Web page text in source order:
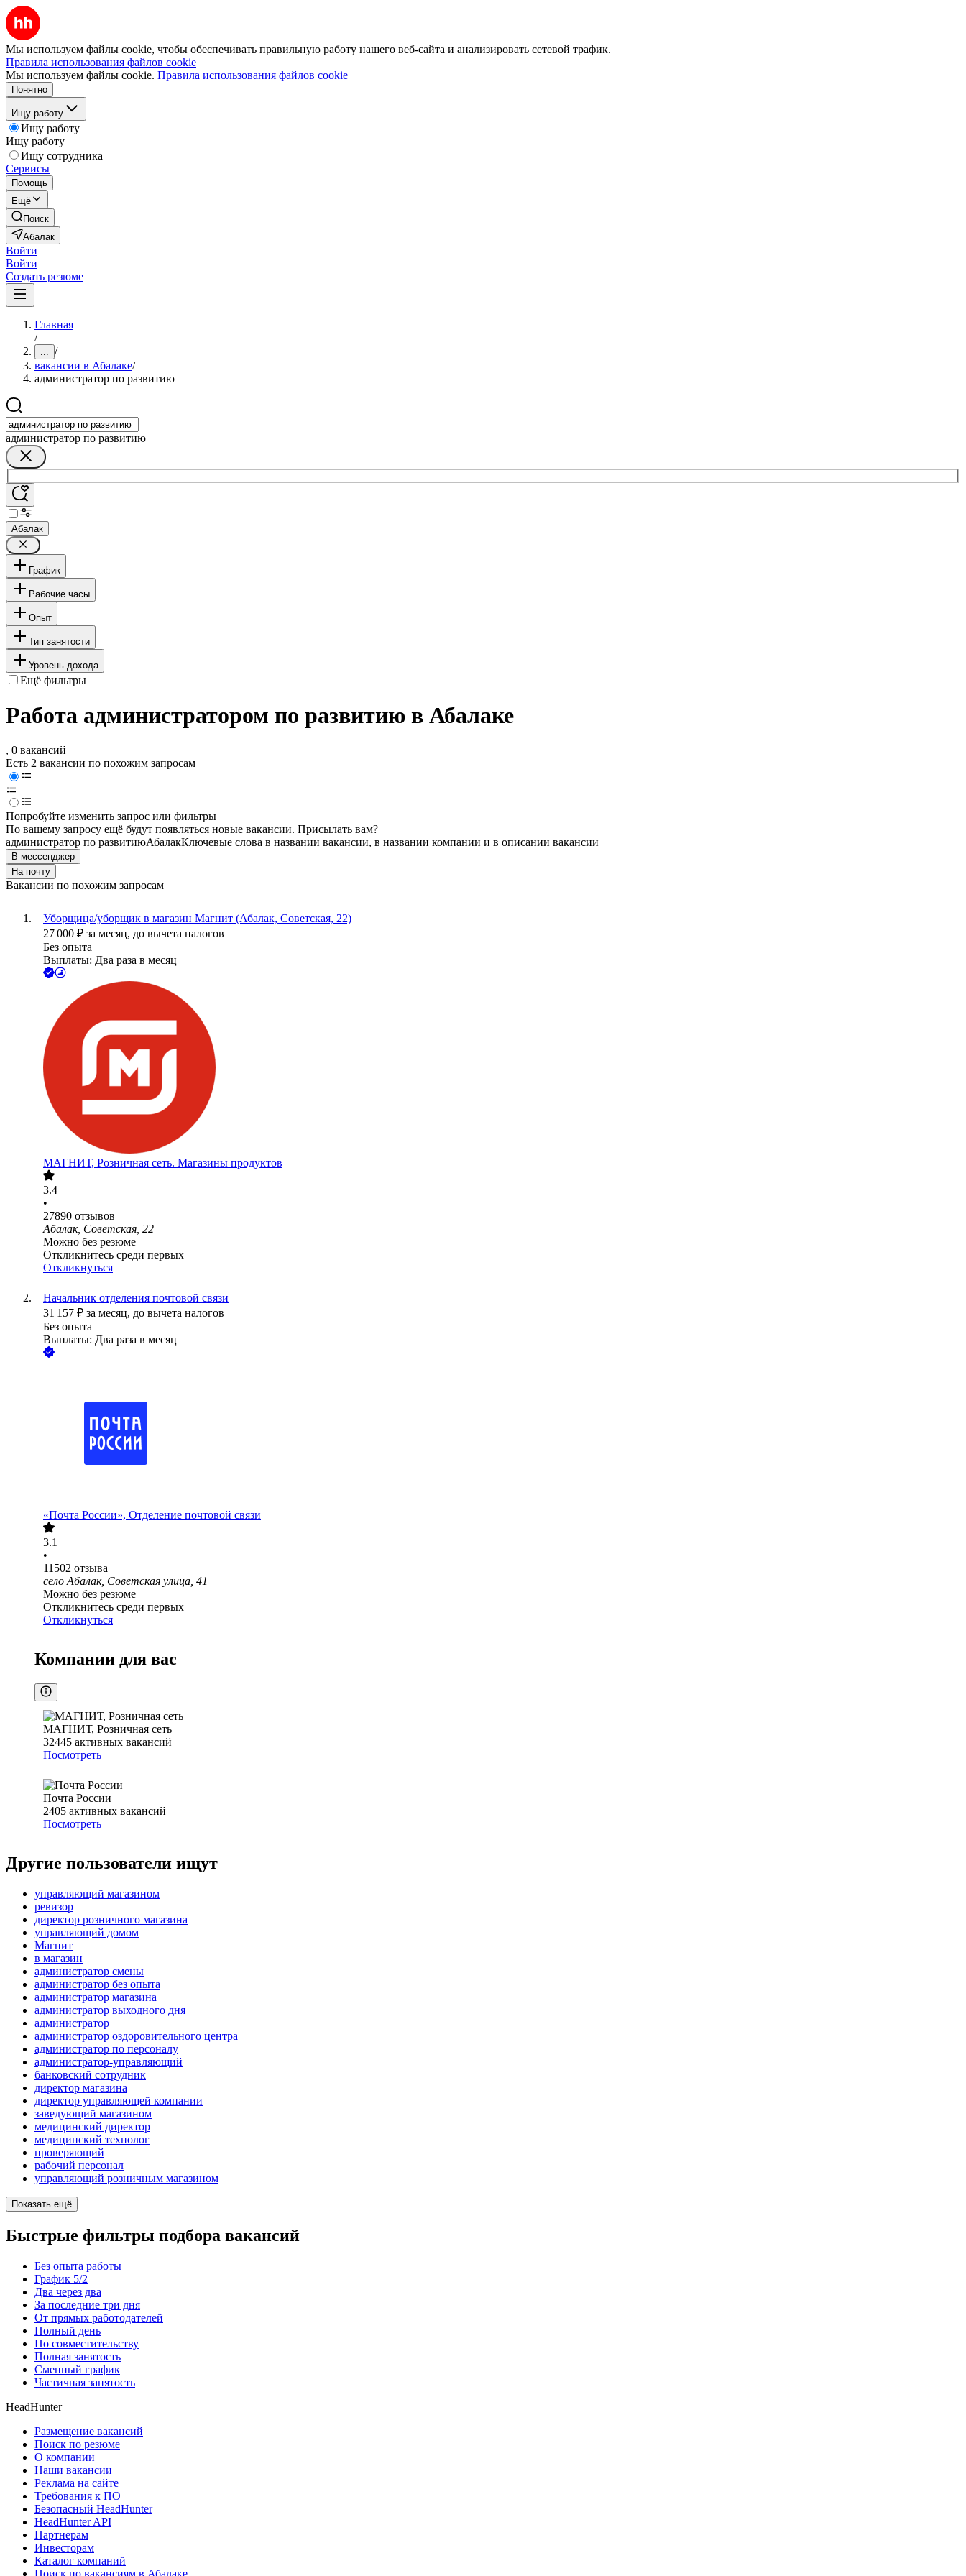
Мы используем файлы cookie, чтобы обеспечивать правильную работу нашего веб-сайта и анализировать сетевой трафик.
Правила использования файлов cookie
Мы используем файлы cookie. Правила использования файлов cookie
Понятно
Ищу работу
Ищу работу
Ищу работу
Ищу сотрудника
Сервисы
Помощь
Ещё
Поиск
Абалак
Войти
Войти
Создать резюме
Главная
/
... /
вакансии в Абалаке/
администратор по развитию
администратор по развитию
Абалак
График
Рабочие часы
Опыт
Тип занятости
Уровень дохода
Ещё фильтры
Работа администратором по развитию в Абалаке
, 0 вакансий
Есть 2 вакансии по похожим запросам
Попробуйте изменить запрос или фильтры
По вашему запросу ещё будут появляться новые вакансии. Присылать вам?
администратор по развитиюАбалакКлючевые слова в названии вакансии, в названии компании и в описании вакансии
В мессенджер
На почту
Вакансии по похожим запросам
Уборщица/уборщик в магазин Магнит (Абалак, Советская, 22)
27 000 ₽ за месяц, до вычета налогов
Без опыта
Выплаты: Два раза в месяц
МАГНИТ, Розничная сеть. Магазины продуктов
3.4
•
27890 отзывов
Абалак, Советская, 22
Можно без резюме
Откликнитесь среди первых
Откликнуться
Начальник отделения почтовой связи
31 157 ₽ за месяц, до вычета налогов
Без опыта
Выплаты: Два раза в месяц
«Почта России», Отделение почтовой связи
3.1
•
11502 отзыва
село Абалак, Советская улица, 41
Можно без резюме
Откликнитесь среди первых
Откликнуться
Компании для вас
МАГНИТ, Розничная сеть
32445 активных вакансий
Посмотреть
Почта России
2405 активных вакансий
Посмотреть
Другие пользователи ищут
управляющий магазином
ревизор
директор розничного магазина
управляющий домом
Магнит
в магазин
администратор смены
администратор без опыта
администратор магазина
администратор выходного дня
администратор
администратор оздоровительного центра
администратор по персоналу
администратор-управляющий
банковский сотрудник
директор магазина
директор управляющей компании
заведующий магазином
медицинский директор
медицинский технолог
проверяющий
рабочий персонал
управляющий розничным магазином
Показать ещё
Быстрые фильтры подбора вакансий
Без опыта работы
График 5/2
Два через два
За последние три дня
От прямых работодателей
Полный день
По совместительству
Полная занятость
Сменный график
Частичная занятость
HeadHunter
Размещение вакансий
Поиск по резюме
О компании
Наши вакансии
Реклама на сайте
Требования к ПО
Безопасный HeadHunter
HeadHunter API
Партнерам
Инвесторам
Каталог компаний
Поиск по вакансиям в Абалаке